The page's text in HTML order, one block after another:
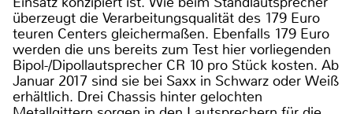
überzeugt die Verarbeitungsqualität des 179 Euro
teuren Centers gleichermaßen. Ebenfalls 179 Euro
werden die uns bereits zum Test hier vorliegenden
Bipol-/Dipollautsprecher CR 10 pro Stück kosten. Ab
Januar 2017 sind sie bei Saxx in Schwarz oder Weiß
erhältlich. Drei Chassis hinter gelochten